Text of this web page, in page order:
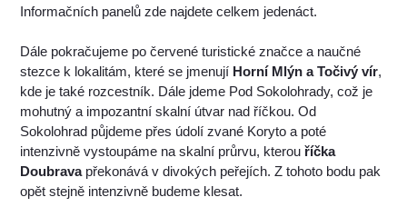
Informačních panelů zde najdete celkem jedenáct.
Dále pokračujeme po červené turistické značce a naučné
stezce k lokalitám, které se jmenují Horní Mlýn a Točivý vír,
kde je také rozcestník. Dále jdeme Pod Sokolohrady, což je
mohutný a impozantní skalní útvar nad říčkou. Od
Sokolohrad půjdeme přes údolí zvané Koryto a poté
intenzivně vystoupáme na skalní průrvu, kterouříčka
Doubravapřekonává v divokých peřejích. Z tohoto bodu pak
opět stejně intenzivně budeme klesat.